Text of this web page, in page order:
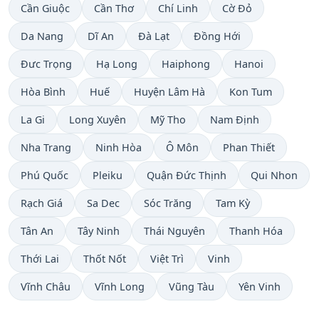
Cần Giuộc Cần Thơ Chí Linh Cờ Đỏ
Da Nang Dĩ An Đà Lạt Đồng Hới
Đưc Trọng Hạ Long Haiphong Hanoi
Hòa Bình Huế Huyện Lâm Hà Kon Tum
La Gi Long Xuyên Mỹ Tho Nam Định
Nha Trang Ninh Hòa Ô Môn Phan Thiết
Phú Quốc Pleiku Quận Đức Thịnh Qui Nhon
Rạch Giá Sa Dec Sóc Trăng Tam Kỳ
Tân An Tây Ninh Thái Nguyên Thanh Hóa
Thới Lai Thốt Nốt Việt Trì Vinh
Vĩnh Châu Vĩnh Long Vũng Tàu Yên Vinh